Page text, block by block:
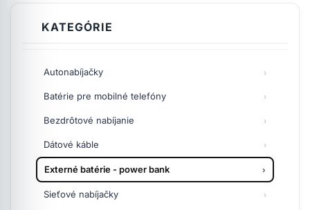
KATEGÓRIE
Autonabíjačky
Batérie pre mobilné telefóny
Bezdrôtové nabíjanie
Dátové káble
Externé batérie - power bank
Sieťové nabíjačky